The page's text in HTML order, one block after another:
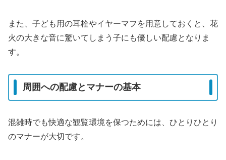
また、子ども用の耳栓やイヤーマフを用意しておくと、花
火の大きな音に驚いてしまう子にも優しい配慮となりま
す。
周囲への配慮とマナーの基本
混雑時でも快適な観覧環境を保つためには、ひとりひとり
のマナーが大切です。